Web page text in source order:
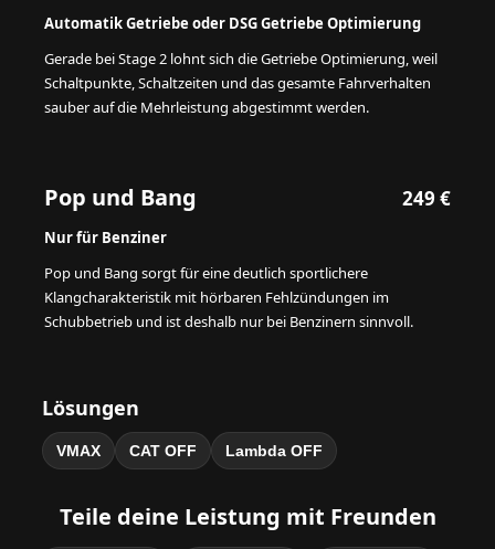
Automatik Getriebe oder DSG Getriebe Optimierung
Gerade bei Stage 2 lohnt sich die Getriebe Optimierung, weil
Schaltpunkte, Schaltzeiten und das gesamte Fahrverhalten
sauber auf die Mehrleistung abgestimmt werden.
Pop und Bang 249 €
Nur für Benziner
Pop und Bang sorgt für eine deutlich sportlichere
Klangcharakteristik mit hörbaren Fehlzündungen im
Schubbetrieb und ist deshalb nur bei Benzinern sinnvoll.
Lösungen
VMAX CAT OFF Lambda OFF
Teile deine Leistung mit Freunden